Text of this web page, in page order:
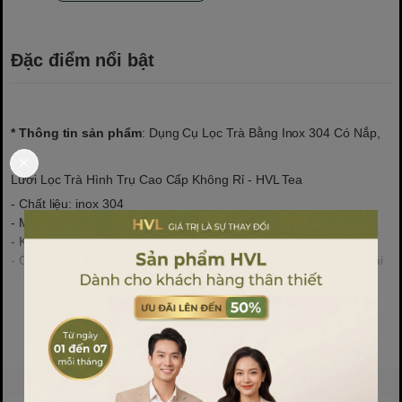
Đặc điểm nổi bật
* Thông tin sản phẩm: Dụng Cụ Lọc Trà Bằng Inox 304 Có Nắp,
Lưới Lọc Trà Hình Trụ Cao Cấp Không Rỉ - HVL Tea
- Chất liệu: inox 304
- Màu sắc: trắng bạc
- Kích thước: 4 và 6.5 cm
- Công dụng: lọc các loại gia vị, lá trà, gia vị, thảo dược và các loại
gia vị khác nhau
* Đặc điểm nổi bật:
- Chất liệu inox 304 có độ bền cao và chống rỉ sét dễ dàng để làm
sạch, bền và chịu nhiệt độ
Xem thêm